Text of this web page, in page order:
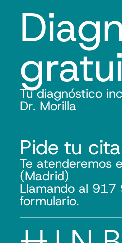
Tu diagnóstico
Dr. Morilla
Pide tu cita
Te atenderemos
(Madrid)
Llamando al
formulario.